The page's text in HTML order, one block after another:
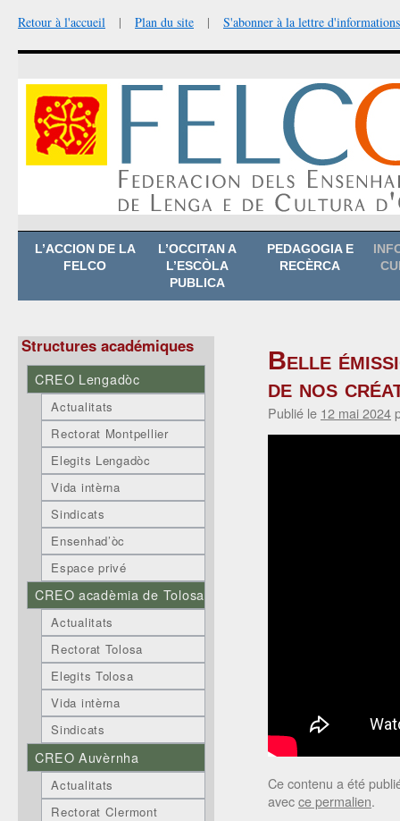
Retour à l'accueil | Plan du site | S'abonner à la lettre d'informations
AllerL’ACCION DE LA
FELCO
L’OCCITAN A
L’ESCÒLA
PUBLICA
PEDAGOGIA E
RECÈRCA
Belle
de nos
Publié le 12 mai 2024
Ce contenu a été
avecce permalien.
Structures académiques
CREO Lengadòc
Actualitats
Rectorat Montpellier
Elegits Lengadòc
Vida intèrna
Sindicats
Ensenhad’òc
Espace privé
CREO acadèmia de Tolosa
Actualitats
Rectorat Tolosa
Elegits Tolosa
Vida intèrna
Sindicats
CREO Auvèrnha
Actualitats
Rectorat Clermont